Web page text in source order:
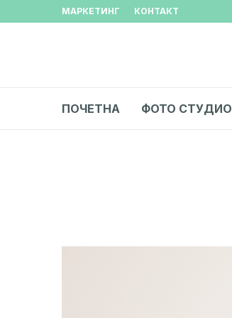
МАРКЕТИНГ КОНТАКТ
ПОЧЕТНА ФОТО СТУДИО